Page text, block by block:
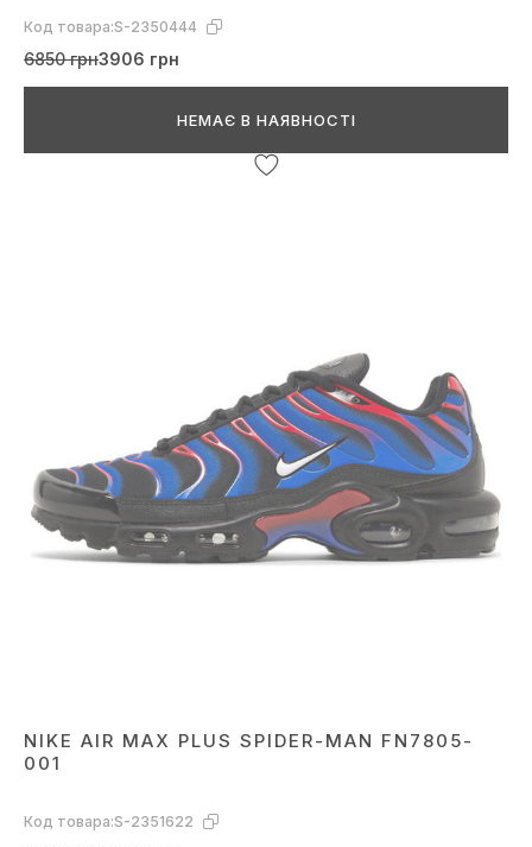
Код товара:S-2350444
6850 грн3906 грн
НЕМАЄ В НАЯВНОСТІ
NIKE AIR MAX PLUS SPIDER-MAN FN7805-
001
Код товара:S-2351622